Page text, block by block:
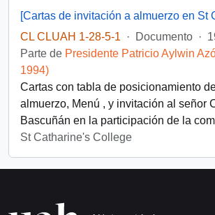
CL CLUAH 1-28-5-1
· Documento ·
Parte de Presidente Patricio Aylwin
1994)
Cartas con tabla de posicionamiento
almuerzo, Menú , y invitación al señor
Bascuñán en la participación de la
St Catharine's College